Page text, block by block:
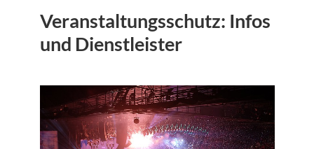
Veranstaltungsschutz: Infos
und Dienstleister